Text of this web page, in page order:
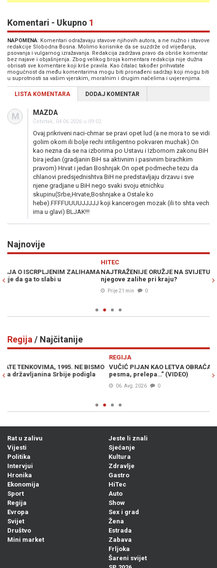
Komentari - Ukupno 1
NAPOMENA: Komentari odražavaju stavove njihovih autora, a ne nužno i stavove
redakcije Slobodna Bosna. Molimo korisnike da se suzdrže od vrijeđanja,
psovanja i vulgarnog izražavanja. Redakcija zadržava pravo da obriše komentar
bez najave i objašnjenja. Zbog velikog broja komentara redakcija nije dužna
obrisati sve komentare koji krše pravila. Kao čitalac također prihvatate
mogućnost da među komentarima mogu biti pronađeni sadržaji koji mogu biti
u suprotnosti sa vašim vjerskim, moralnim i drugim načelima i uvjerenjima.
LISTA KOMENTARA DODAJ KOMENTAR
M MAZDA
Četvrtak, 04.06.2026 u 09:02
Ovaj prikriveni naci-chmar se pravi opet lud (a ne mora to se vidi
golim okom ili bolje rechi intiligentno pokvaren muchak).On
kao nezna da se na izborima po Ustavu i Izbornom zakonu BiH
bira jedan (gradjanin BiH sa aktivnim i pasivnim birachkim
pravom) Hrvat i jedan Boshnjak.On opet podmeche tezu da
chlanovi predsjednishtva BiH ne predstavljaju drzavu i sve
njene gradjane u BiH nego svaki svoju etnichku
skupinu(Srbe,Hrvate,Boshnjake a Ostale ko
hebe).FFFFUUUUJJJJJ koji kancerogen mozak (ili to shta vech
ima u glavi) BLJAK!!!
Najnovije
NAJTRAŽENIJE ORUŽJE NA SVIJETU: Šta je to Patriot i zašto su
njegove zalihe pri kraju?
Regija / Najčitanije
VUČIĆ PIJAN KAO LETVA OBRAĆA SE NACIJI: “Ova ti je lepa
pesma, prelepa…” (VIDEO)
Rat u zalivu
Vijesti
Politika
Intervjui
Hronika
Ekonomija
Sport
Regija
Evropa
Svijet
Društvo
Mini market
Jeste li znali
Sjećanje
Kultura
Zdravlje
Gastro
HiTec
Auto
Show
Sex i grad
Žena
Estrada
Zabava
Frljoka
Šareni svijet